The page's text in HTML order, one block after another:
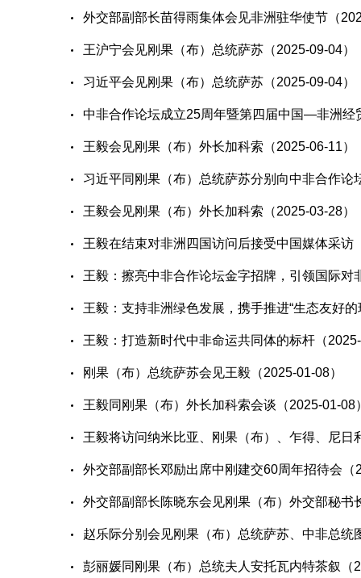
外交部副部长苗得雨集体会见非洲驻华使节（
王沪宁会见刚果（布）总统萨苏（2025-09-04）
习近平会见刚果（布）总统萨苏（2025-09-04）
中非合作论坛成立25周年暨第四届中国—非洲经
王毅会见刚果（布）外长加科索（2025-06-11）
习近平同刚果（布）总统萨苏分别向中非合作
王毅会见刚果（布）外长加科索（2025-03-28）
王毅在结束对非洲四国访问后接受中国媒体采访
王毅：擦亮中非合作论坛金字招牌，引领国际对
王毅：支持非洲绿色发展，携手推进“生态友好
王毅：打造新时代中非命运共同体的标杆（
刚果（布）总统萨苏会见王毅（2025-01-08）
王毅同刚果（布）外长加科索会谈（2025-01-08
王毅将访问纳米比亚、刚果（布）、乍得、尼日
外交部副部长邓励出席中刚建交60周年招待会（
外交部副部长陈晓东会见刚果（布）外交部秘书
赵乐际分别会见刚果（布）总统萨苏、中非总统
彭丽媛同刚果（布）总统夫人安托瓦内特茶叙（